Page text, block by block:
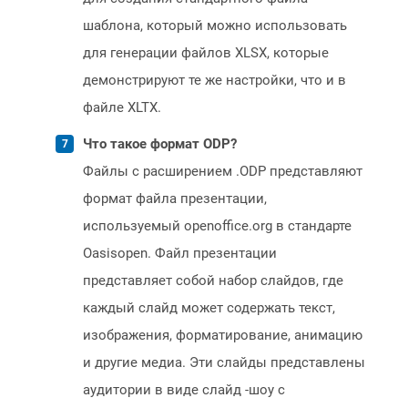
шаблона, который можно использовать
для генерации файлов XLSX, которые
демонстрируют те же настройки, что и в
файле XLTX.
Что такое формат ODP?
Файлы с расширением .ODP представляют
формат файла презентации,
используемый openoffice.org в стандарте
Oasisopen. Файл презентации
представляет собой набор слайдов, где
каждый слайд может содержать текст,
изображения, форматирование, анимацию
и другие медиа. Эти слайды представлены
аудитории в виде слайд -шоу с